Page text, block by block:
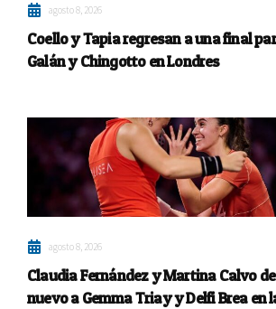
agosto 8, 2026
Coello y Tapia regresan a una final
Galán y Chingotto en Londres
agosto 8, 2026
Claudia Fernández y Martina Calvo
nuevo a Gemma Triay y Delfi Brea en